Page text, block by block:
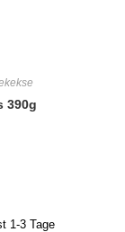
390g
1-3 Tage